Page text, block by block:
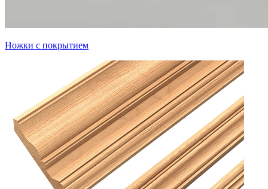
Ножки с покрытием